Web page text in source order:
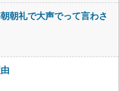
朝礼で大声でって言わさ